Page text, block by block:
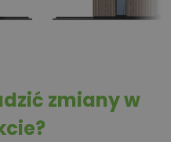
zmiany w